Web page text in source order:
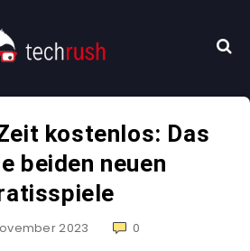
kostenlos: Das
beiden neuen
2023 0